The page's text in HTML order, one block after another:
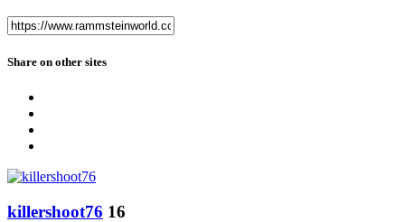
Share on other sites
killershoot76 16